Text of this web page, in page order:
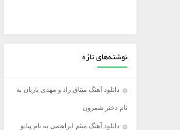
نوشته‌های تازه
دانلود آهنگ میثاق راد و مهدی یاریان به
نام دختر شمرون
دانلود آهنگ میثم ابراهیمی به نام پیانو